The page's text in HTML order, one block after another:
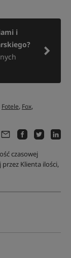
i
Fotele, Fox,
czasowej
Klienta ilości,